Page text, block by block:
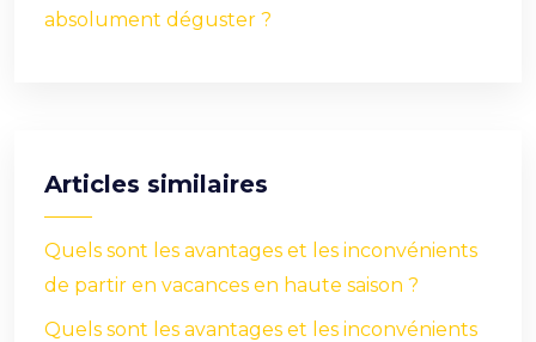
absolument déguster ?
Articles similaires
Quels sont les avantages et les inconvénients
de partir en vacances en haute saison ?
Quels sont les avantages et les inconvénients